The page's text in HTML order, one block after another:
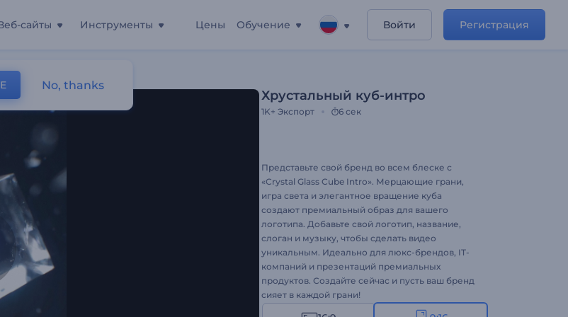
сайты Инструменты Цены Обучение Войти Регистрация
Хрустальный куб-интро
1K+ Экспорт 6 сек
Представьте свой бренд во всем блеске с
«Crystal Glass Cube Intro». Мерцающие грани,
игра света и элегантное вращение куба
создают премиальный образ для вашего
логотипа. Добавьте свой логотип, название,
слоган и музыку, чтобы сделать видео
уникальным. Идеально для люкс-брендов, IT-
компаний и презентаций премиальных
продуктов. Создайте сейчас и пусть ваш бренд
сияет в каждой грани!
No, thanks